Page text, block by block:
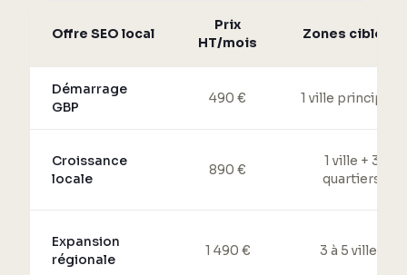
Offre SEO local
Prix
HT/mois
Zones ciblées
Démarrage
GBP
490 € 1 ville principale
Croissance
locale
890 €
1 ville + 3
quartiers
Expansion
régionale
1 490 € 3 à 5 villes